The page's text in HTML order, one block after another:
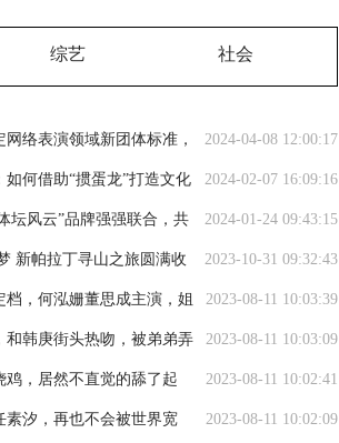
综艺 社会
2024-04-08 12:00:17
络表演领域新团体标准，
2024-02-07 16:09:16
何借助“掼蛋龙”打造文化
2024-01-24 09:43:15
坛风云”品牌强强联合，共
发展 2023-10-31 09:32:43
新帕拉丁寻山之旅圆满收
2023-08-11 10:03:39
档，何泓姗董思成主演，姐
2023-08-11 10:03:09
和韩庚街头热吻，被弟弟弄
姐 2023-08-11 10:02:41
鸡，居然不直觉的舔了起
2023-08-11 10:02:09
素汐，再也不会被世界宽